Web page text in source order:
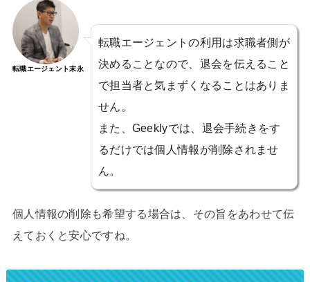
転職エージェント末永
転職エージェントの利用は求職者側が
決めることなので、退会を伝えること
で担当者と気まずくなることはありま
せん。
また、Geeklyでは、退会手続きをす
るだけでは個人情報が削除されませ
ん。
個人情報の削除も希望する場合は、その旨をあわせて伝
えておくと安心ですね。